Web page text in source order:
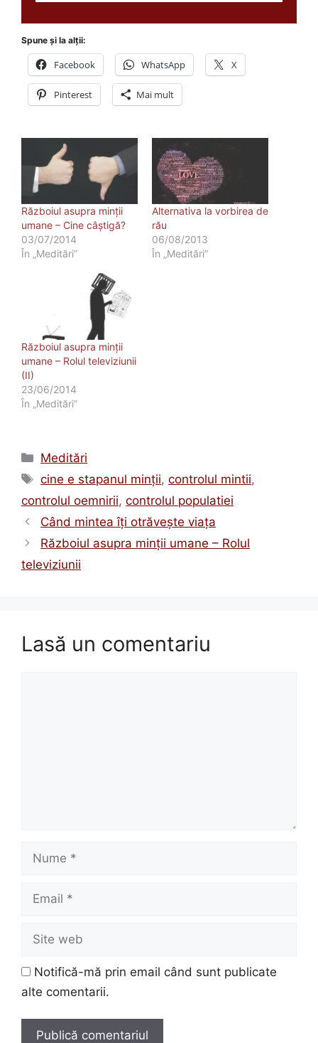
Spune și la alții:
Facebook WhatsApp X
Pinterest Mai mult
Războiul asupra minții
umane – Cine câştigă?
03/07/2014
În „Meditări”
Alternativa la vorbirea de
rău
06/08/2013
În „Meditări”
Războiul asupra minţii
umane – Rolul televiziunii
(II)
23/06/2014
În „Meditări”
Categorii
Meditări
Etichete
cine e stapanul minţii,controlul mintii,
controlul oemnirii, controlul populatiei
Când mintea îţi otrăveşte viaţa
Războiul asupra minţii umane – Rolul
televiziunii
Lasă un comentariu
web
Notifică-mă prin email când sunt publicate
alte comentarii.